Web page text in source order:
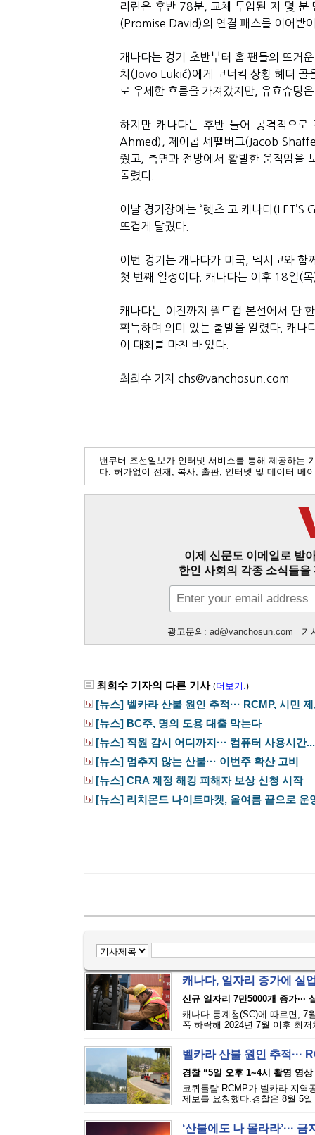
라린은 후반 78분, 교체 투입된 지 몇 분
(Promise David)의 연결 패스를 이어받
캐나다는 경기 초반부터 홈 팬들의 뜨거
치(Jovo Lukić)에게 코너킥 상황 헤더 골
로 우세한 흐름을 가져갔지만, 유효슈팅
하지만 캐나다는 후반 들어 공격적으
Ahmed), 제이콥 셰펠버그(Jacob
줬고, 측면과 전방에서 활발한 움직임을
돌렸다.
이날 경기장에는 “렛츠 고 캐나다
뜨겁게 달궜다.
이번 경기는 캐나다가 미국, 멕시코와
첫 번째 일정이다. 캐나다는 이후 18일(
캐나다는 이전까지 월드컵 본선에서 단
획득하며 의미 있는 출발을 알렸다. 캐나
이 대회를 마친 바 있다.
최희수 기자 chs@vanchosun.com
밴쿠버 조선일보가 인터넷 서비스를 통해 제공하는
다. 허가없이 전재, 복사, 출판, 인터넷 및 데이터 베
이제 신문도 이메일로 받
한인 사회의 각종 소식들
광고문의: ad@vanchosun.com 기
최희수 기자의 다른 기사 (더보기.)
[뉴스] 벨카라 산불 원인 추적··· RCMP, 시민
[뉴스] BC주, 명의 도용 대출 막는다
[뉴스] 직원 감시 어디까지··· 컴퓨터 사용시간...
[뉴스] 멈추지 않는 산불··· 이번주 확산 고비
[뉴스] CRA 계정 해킹 피해자 보상 신청 시작
[뉴스] 리치몬드 나이트마켓, 올여름 끝으로 운
캐나다, 일자리 증가에 실
신규 일자리 7만5000개 증가···
캐나다 통계청(SC)에 따르면, 7
폭 하락해 2024년 7월 이후 최
벨카라 산불 원인 추적···
경찰 “5일 오후 1~4시 촬영 영상
코퀴틀람 RCMP가 벨카라 지역
제보를 요청했다.경찰은 8월 5
‘산불에도 나 몰라라’···